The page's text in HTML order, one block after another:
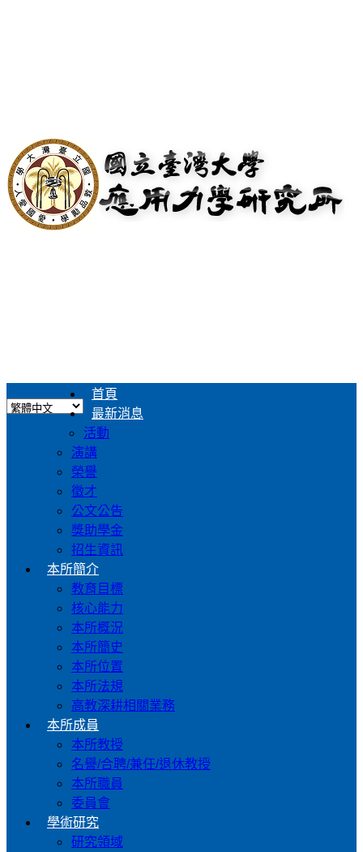
首頁
最新消息
活動
演講
榮譽
徵才
公文公告
獎助學金
招生資訊
本所簡介
教育目標
核心能力
本所概況
本所簡史
本所位置
本所法規
高教深耕相關業務
本所成員
本所教授
名譽/合聘/兼任/退休教授
本所職員
委員會
學術研究
研究領域